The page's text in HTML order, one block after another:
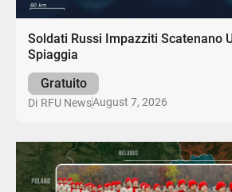
Soldati Russi Impazziti Scatenano
Spiaggia
Gratuito
Di RFU NewsAugust 7, 2026